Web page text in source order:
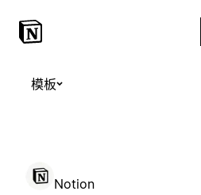
模板
Notion